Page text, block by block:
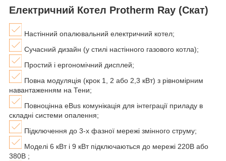
Електричний Котел Protherm Ray (Скат)
Настінний опалювальний електричний котел;
Сучасний дизайн (у стилі настінного газового котла);
Простий і ергономічний дисплей;
Повна модуляція (крок 1, 2 або 2,3 кВт) з рівномірним
навантаженням на Тени;
Повноцінна eBus комунікація для інтеграції приладу в
складні системи опалення;
Підключення до 3-х фазної мережі змінного струму;
Моделі 6 кВт і 9 кВт підключаються до мережі 220В або
380B ;